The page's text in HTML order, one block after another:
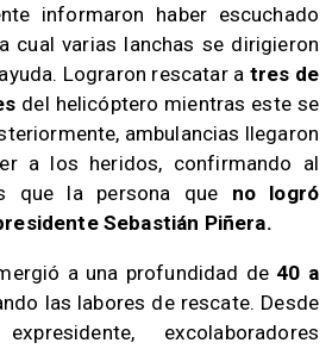
informaron haber escuchado
cual varias lanchas se dirigieron
Lograron rescatar a tres de
del helicóptero mientras este se
ambulancias llegaron
a los heridos, confirmando al
que la persona que no logró
Sebastián Piñera.
a una profundidad de 40 a
las labores de rescate. Desde
excolaboradores